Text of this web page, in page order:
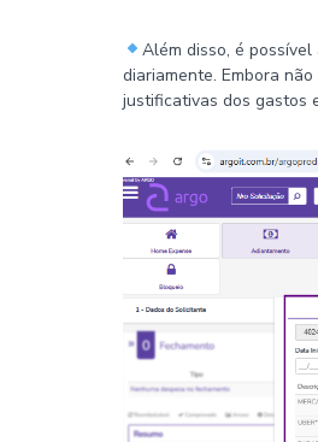
Além disso, é
diariamente. Embora
justificativas dos gastos